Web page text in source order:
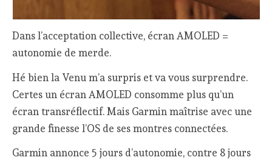
Dans l’acceptation collective, écran AMOLED =
autonomie de merde.
Hé bien la Venu m’a surpris et va vous surprendre.
Certes un écran AMOLED consomme plus qu’un
écran transréflectif. Mais Garmin maîtrise avec une
grande finesse l’OS de ses montres connectées.
Garmin annonce 5 jours d’autonomie, contre 8 jours